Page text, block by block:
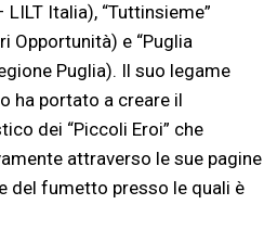
Italia), “Tuttinsieme”
Opportunità) e “Puglia
Puglia). Il suo legame
ha portato a creare il
dei “Piccoli Eroi” che
attraverso le sue pagine
del fumetto presso le quali è